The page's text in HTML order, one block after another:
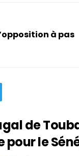
à pas
de
pour le